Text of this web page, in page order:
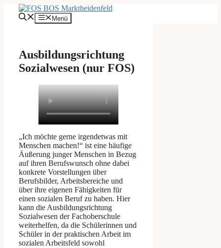
Inhalt
Menü
Ausbildungsrichtung
Sozialwesen (nur FOS)
„Ich möchte gerne irgendetwas mit
Menschen machen!“ ist eine häufige
Äußerung junger Menschen in Bezug
auf ihren Berufswunsch ohne dabei
konkrete Vorstellungen über
Berufsbilder, Arbeitsbereiche und
über ihre eigenen Fähigkeiten für
einen sozialen Beruf zu haben. Hier
kann die Ausbildungsrichtung
Sozialwesen der Fachoberschule
weiterhelfen, da die Schülerinnen und
Schüler in der praktischen Arbeit im
sozialen Arbeitsfeld sowohl